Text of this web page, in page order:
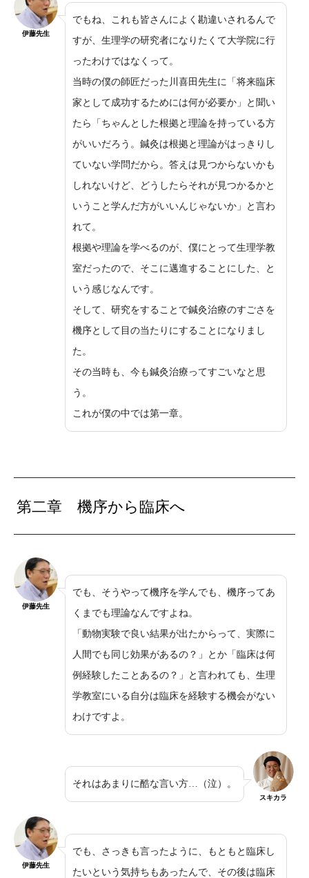
伊藤先生
でもね、これも皆さんによく勘違いされるんで
すが、生理学の研究者になりたくて大学院に行
ったわけではなくって。
当時の僕の師匠だった川喜田先生に「将来臨床
家として成功するためには何が必要か」と聞い
たら「ちゃんとした根拠と理論を持っている方
がいいだろう。鍼灸は根拠と理論がはっきりし
ていない学問だから。答えは見つからないかも
しれないけど、どうしたらそれが見つかるかと
いうこと学んだ方がいいんじゃないか」と言わ
れて。
根拠や理論を学べるのが、僕にとって生理学教
室だったので、そこに邁進することにした、と
いう感じなんです。
そして、研究をすることで鍼灸治療のすごさを
機序として目の当たりにすることになりまし
た。
その当時も、今も鍼灸治療ってすごいなと思
う。
これが僕の中では第一章。
第二章 機序から臨床へ
伊藤先生
でも、そうやって機序を学んでも、機序ってあ
くまでも理論なんですよね。
「動物実験で良い結果が出たからって、実際に
人間でも同じ効果があるの？」とか「臨床は何
例経験したことあるの？」と言われても、生理
学教室にいる自分は臨床を経験する機会がない
わけですよ。
それはあまりに酷な言い方…（泣）。
スキカラ
伊藤先生
でも、さっきも言ったように、もともと臨床し
たいという気持ちもあったんで、その後は臨床